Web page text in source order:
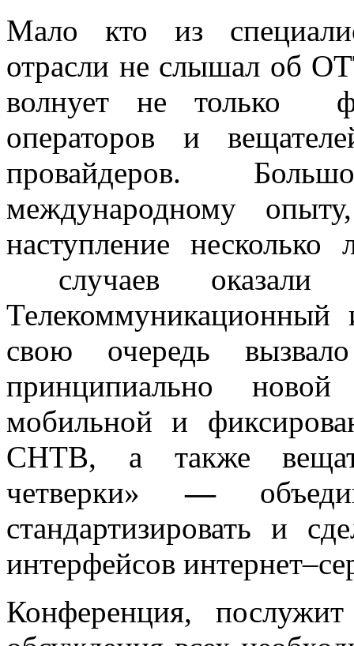
Мало кто из
отрасли не слышал об
волнует не только
операторов и
провайдеров.
международному
наступление
случаев
свою очередь
принципиально
мобильной и
СНТВ, а также
четверки» —
стандартизировать и
интерфейсов
Конференция,